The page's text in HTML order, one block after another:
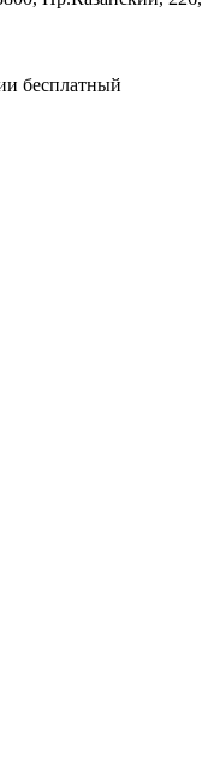
бесплатный